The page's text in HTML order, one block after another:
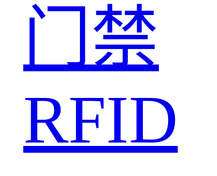
门禁
RFID